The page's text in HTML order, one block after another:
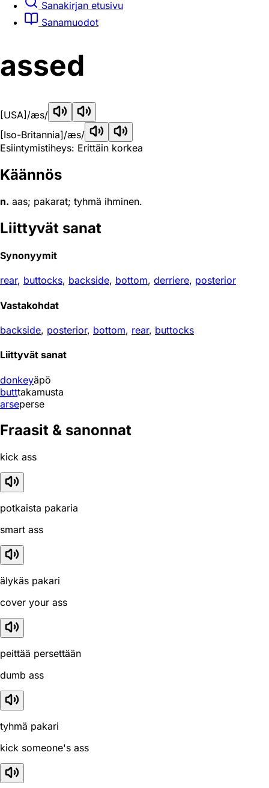
Sanakirjan etusivu
Sanamuodot
assed
[USA] /æs/
[Iso-Britannia]/æs/
Esiintymistiheys: Erittäin korkea
Käännös
n. aas; pakarat; tyhmä ihminen.
Liittyvät sanat
Synonyymit
rear, buttocks, backside, bottom, derriere, posterior
Vastakohdat
backside, posterior, bottom, rear, buttocks
Liittyvät sanat
donkeyäpö
butttakamusta
arseperse
Fraasit & sanonnat
kick ass
potkaista pakaria
smart ass
älykäs pakari
cover your ass
peittää persettään
dumb ass
tyhmä pakari
kick someone's ass